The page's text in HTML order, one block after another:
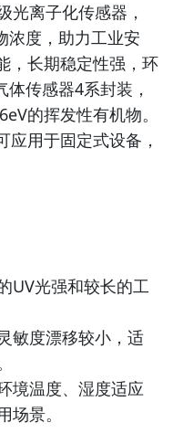
光离子化传感器，
浓度，助力工业安
，长期稳定性强，环
传感器4系封装，
的挥发性有机物。
应用于固定式设备，
UV光强和较长的工
敏度漂移较小，适
境温度、湿度适应
景。